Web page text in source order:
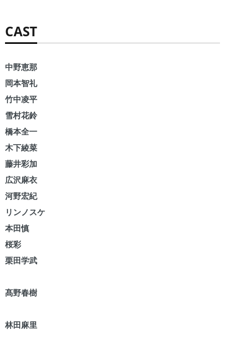
CAST
中野恵那
岡本智礼
竹中凌平
雪村花鈴
橋本全一
木下綾菜
藤井彩加
広沢麻衣
河野宏紀
リンノスケ
本田慎
桜彩
栗田学武
髙野春樹
林田麻里